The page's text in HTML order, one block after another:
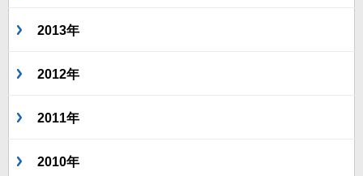
2013年
2012年
2011年
2010年